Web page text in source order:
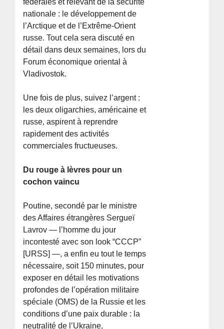
nationale : le développement de
l’Arctique et de l’Extrême-Orient
russe. Tout cela sera discuté en
détail dans deux semaines, lors du
Forum économique oriental à
Vladivostok.
Une fois de plus, suivez l’argent :
les deux oligarchies, américaine et
russe, aspirent à reprendre
rapidement des activités
commerciales fructueuses.
Du rouge à lèvres pour un
cochon vaincu
Poutine, secondé par le ministre
des Affaires étrangères Sergueï
Lavrov — l’homme du jour
incontesté avec son look “CCCP”
[URSS] —, a enfin eu tout le temps
nécessaire, soit 150 minutes, pour
exposer en détail les motivations
profondes de l’opération militaire
spéciale (OMS) de la Russie et les
conditions d’une paix durable : la
neutralité de l’Ukraine,